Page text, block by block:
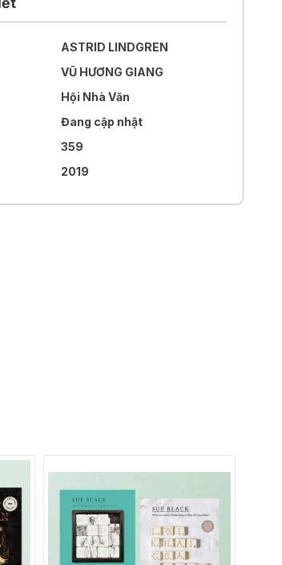
ASTRID LINDGREN
VŨ HƯƠNG GIANG
Hội Nhà Văn
Đang cập nhật
359
2019